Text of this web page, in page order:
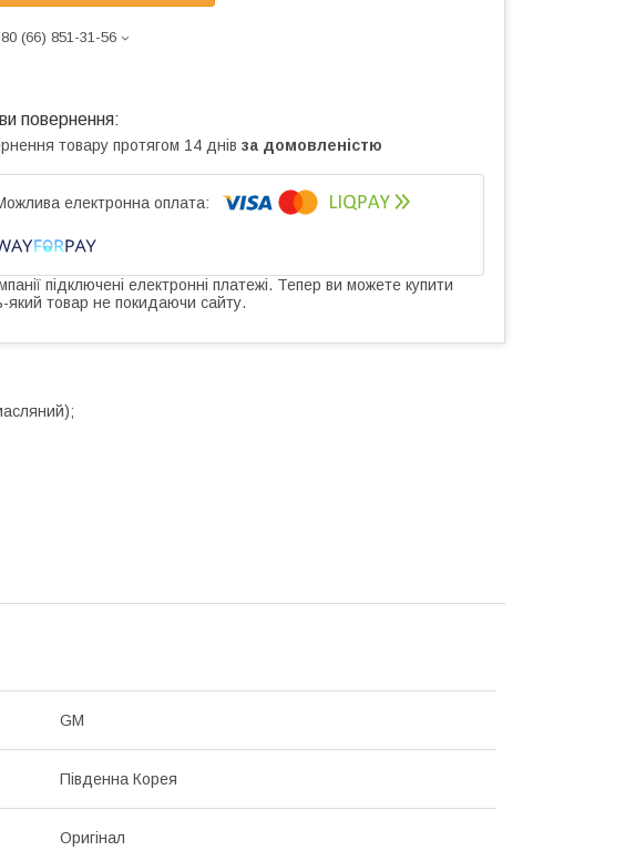
(66) 851-31-56
товару протягом 14 днів за домовленістю
підключені електронні платежі. Тепер ви можете купити
який товар не покидаючи сайту.
GM
Південна Корея
Оригінал